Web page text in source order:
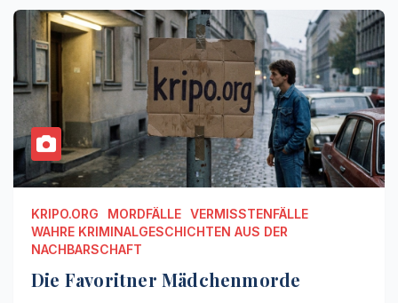
KRIPO.ORG MORDFÄLLE VERMISSTENFÄLLE
WAHRE KRIMINALGESCHICHTEN AUS DER
NACHBARSCHAFT
Die Favoritner Mädchenmorde